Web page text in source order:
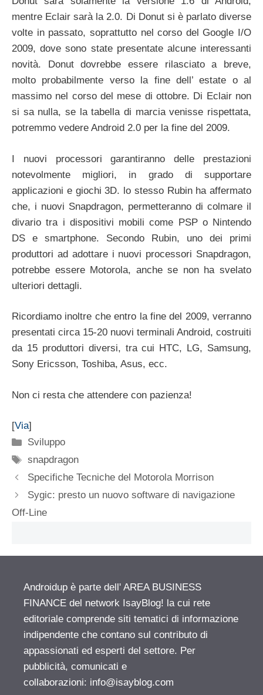
mentre Eclair sarà la 2.0. Di Donut si è parlato diverse
volte in passato, soprattutto nel corso del Google I/O
2009, dove sono state presentate alcune interessanti
novità. Donut dovrebbe essere rilasciato a breve,
molto probabilmente verso la fine dell’ estate o al
massimo nel corso del mese di ottobre. Di Eclair non
si sa nulla, se la tabella di marcia venisse rispettata,
potremmo vedere Android 2.0 per la fine del 2009.
I nuovi processori garantiranno delle prestazioni
notevolmente migliori, in grado di supportare
applicazioni e giochi 3D. lo stesso Rubin ha affermato
che, i nuovi Snapdragon, permetteranno di colmare il
divario tra i dispositivi mobili come PSP o Nintendo
DS e smartphone. Secondo Rubin, uno dei primi
produttori ad adottare i nuovi processori Snapdragon,
potrebbe essere Motorola, anche se non ha svelato
ulteriori dettagli.
Ricordiamo inoltre che entro la fine del 2009, verranno
presentati circa 15-20 nuovi terminali Android, costruiti
da 15 produttori diversi, tra cui HTC, LG, Samsung,
Sony Ericsson, Toshiba, Asus, ecc.
Non ci resta che attendere con pazienza!
[Via]
Categorie
Sviluppo
Tag
snapdragon
Specifiche Tecniche del Motorola Morrison
Sygic: presto un nuovo software di navigazione
Off-Line
Androidup è parte dell' AREA BUSINESS
FINANCE del network IsayBlog! la cui rete
editoriale comprende siti tematici di informazione
indipendente che contano sul contributo di
appassionati ed esperti del settore. Per
pubblicità, comunicati e
collaborazioni: info@isayblog.com